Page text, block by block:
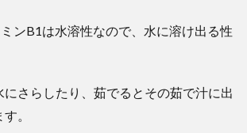
ンB1は水溶性なので、水に溶け出る性
にさらしたり、茹でるとその茹で汁に出
。